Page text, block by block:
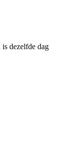
dezelfde dag